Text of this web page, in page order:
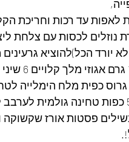
נוזלים לכסות עם צלחת
יורד הכל)להוציא
כפית מלח הימלייה
פסטות אורז שקשוקה